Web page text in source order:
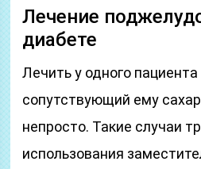
Лечение
диабете
Лечить у одного пациента
сопутствующий ему
непросто. Такие случаи
использования